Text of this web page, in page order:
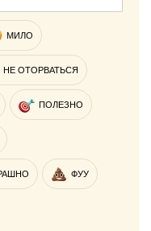
МИЛО
НЕ ОТОРВАТЬСЯ
ПОЛЕЗНО
ФУУ